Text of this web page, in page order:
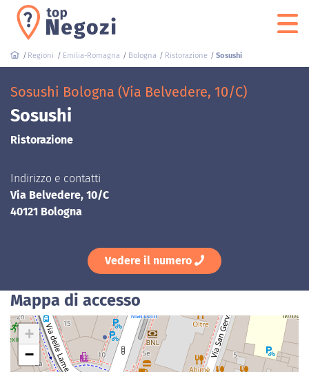
Regioni Emilia-Romagna Bologna Ristorazione Sosushi
Sosushi Bologna (Via Belvedere, 10/C)
Sosushi
Ristorazione
Indirizzo e contatti
Via Belvedere, 10/C
40121 Bologna
Vedere il numero
Mappa di accesso
+
−